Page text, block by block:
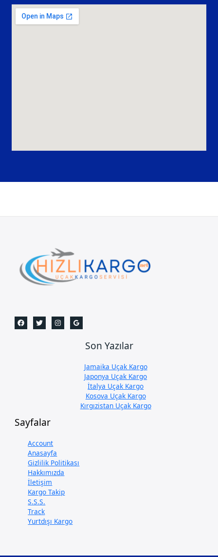
Son Yazılar
Jamaika Uçak Kargo
Japonya Uçak Kargo
İtalya Uçak Kargo
Kosova Uçak Kargo
Kırgızistan Uçak Kargo
Sayfalar
Account
Anasayfa
Gizlilik Politikası
Hakkımızda
İletişim
Kargo Takip
S.S.S.
Track
Yurtdışı Kargo